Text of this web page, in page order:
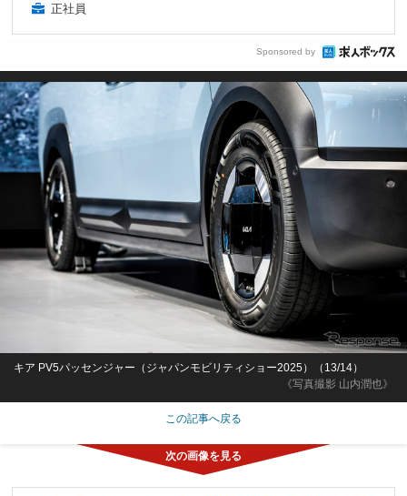
正社員
Sponsored by
《写真撮影 山内潤也》
キア PV5パッセンジャー（ジャパンモビリティショー2025）（13/14）
この記事へ戻る